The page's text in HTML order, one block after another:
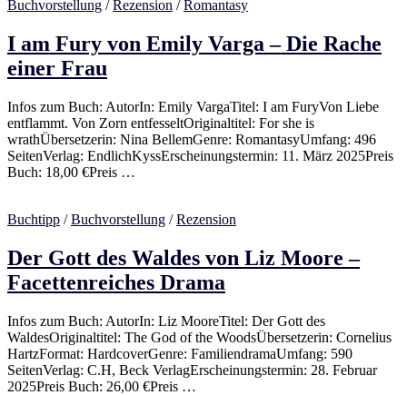
Buchvorstellung /Rezension /Romantasy
I am Fury von Emily Varga – Die Rache
einer Frau
Infos zum Buch: AutorIn: Emily VargaTitel: I am FuryVon Liebe
entflammt. Von Zorn entfesseltOriginaltitel: For she is
wrathÜbersetzerin: Nina BellemGenre: RomantasyUmfang: 496
SeitenVerlag: EndlichKyssErscheinungstermin: 11. März 2025Preis
Buch: 18,00 €Preis …
Buchtipp /Buchvorstellung /Rezension
Der Gott des Waldes von Liz Moore –
Facettenreiches Drama
Infos zum Buch: AutorIn: Liz MooreTitel: Der Gott des
WaldesOriginaltitel: The God of the WoodsÜbersetzerin: Cornelius
HartzFormat: HardcoverGenre: FamiliendramaUmfang: 590
SeitenVerlag: C.H, Beck VerlagErscheinungstermin: 28. Februar
2025Preis Buch: 26,00 €Preis …